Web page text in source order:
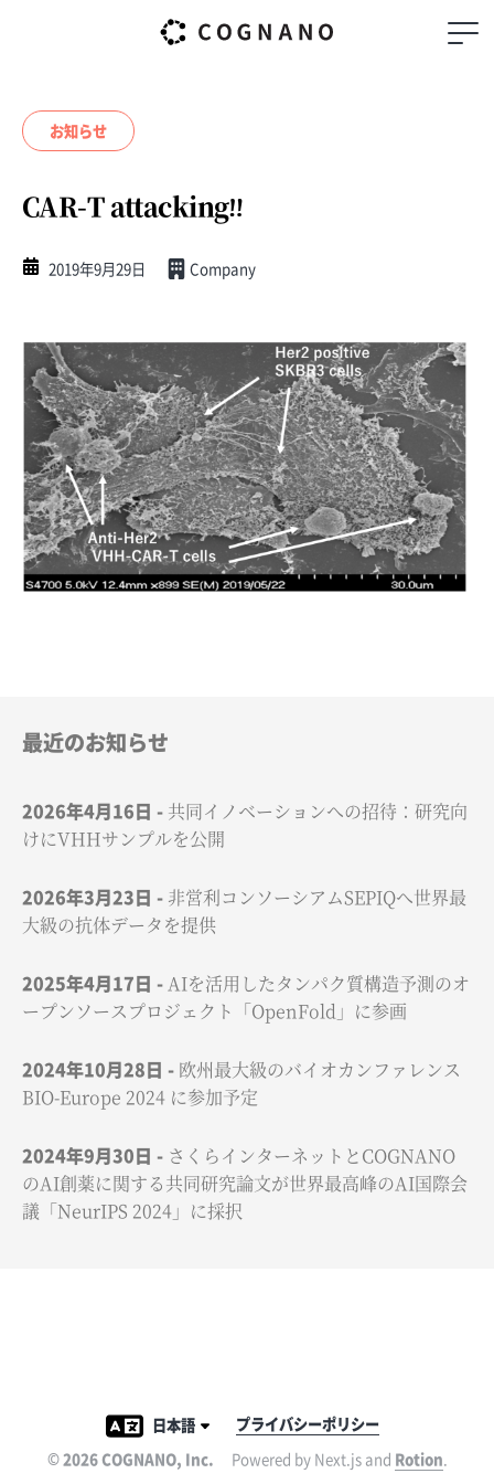
お知らせ
CAR-T attacking‼︎
2019年9月29日 Company
最近のお知らせ
2026年4月16日
共同イノベーションへの招待：研究向
けにVHHサンプルを公開
2026年3月23日
非営利コンソーシアムSEPIQへ世界最
大級の抗体データを提供
2025年4月17日
AIを活用したタンパク質構造予測のオ
ープンソースプロジェクト「OpenFold」に参画
2024年10月28日
欧州最大級のバイオカンファレンス
BIO-Europe 2024 に参加予定
2024年9月30日
さくらインターネットとCOGNANO
のAI創薬に関する共同研究論文が世界最高峰のAI国際会
議「NeurIPS 2024」に採択
日本語
プライバシーポリシー
©2026COGNANO, Inc. Powered by Next.js and Rotion.